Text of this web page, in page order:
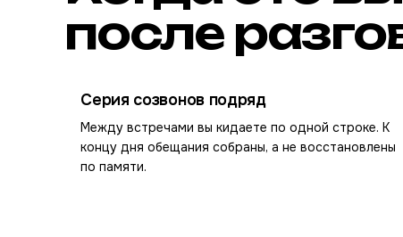
после
Серия созвонов подряд
Между встречами вы кидаете по одной строке. К
концу дня обещания собраны, а не восстановлены
по памяти.